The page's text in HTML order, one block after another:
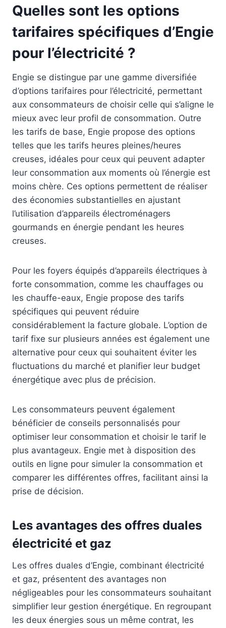
Quelles sont les options
tarifaires spécifiques d’Engie
pour l’électricité ?
Engie se distingue par une gamme diversifiée
d’options tarifaires pour l’électricité, permettant
aux consommateurs de choisir celle qui s’aligne le
mieux avec leur profil de consommation. Outre
les tarifs de base, Engie propose des options
telles que les tarifs heures pleines/heures
creuses, idéales pour ceux qui peuvent adapter
leur consommation aux moments où l’énergie est
moins chère. Ces options permettent de réaliser
des économies substantielles en ajustant
l’utilisation d’appareils électroménagers
gourmands en énergie pendant les heures
creuses.
Pour les foyers équipés d’appareils électriques à
forte consommation, comme les chauffages ou
les chauffe-eaux, Engie propose des tarifs
spécifiques qui peuvent réduire
considérablement la facture globale. L’option de
tarif fixe sur plusieurs années est également une
alternative pour ceux qui souhaitent éviter les
fluctuations du marché et planifier leur budget
énergétique avec plus de précision.
Les consommateurs peuvent également
bénéficier de conseils personnalisés pour
optimiser leur consommation et choisir le tarif le
plus avantageux. Engie met à disposition des
outils en ligne pour simuler la consommation et
comparer les différentes offres, facilitant ainsi la
prise de décision.
Les avantages des offres duales
électricité et gaz
Les offres duales d’Engie, combinant électricité
et gaz, présentent des avantages non
négligeables pour les consommateurs souhaitant
simplifier leur gestion énergétique. En regroupant
les deux énergies sous un même contrat, les